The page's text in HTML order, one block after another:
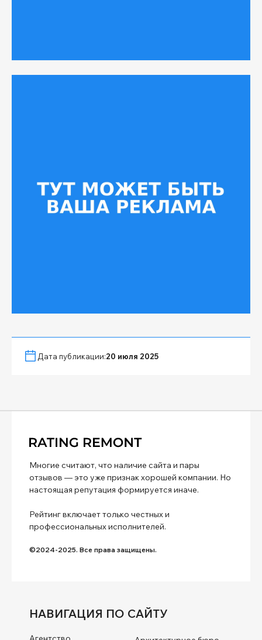
Дата публикации:20 июля 2025
Многие считают, что наличие сайта и пары
отзывов — это уже признак хорошей компании. Но
настоящая репутация формируется иначе.
Рейтинг включает только честных и
профессиональных исполнителей.
©2024-2025. Все права защищены.
НАВИГАЦИЯ ПО САЙТУ